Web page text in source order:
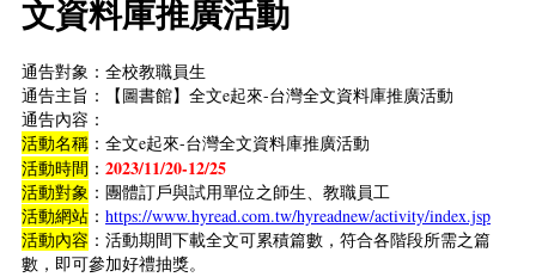
文資料庫推廣活動
通告對象：全校教職員生
通告主旨：【圖書館】全文e起來-台灣全文資料庫推廣活動
通告內容：
活動名稱 ：全文e起來-台灣全文資料庫推廣活動
活動時間 ： 2023/11/20-12/25
活動對象 ：團體訂戶與試用單位之師生、教職員工
活動網站 ： https://www.hyread.com.tw/hyreadnew/activity/index.jsp
活動內容 ：活動期間下載全文可累積篇數，符合各階段所需之篇
數，即可參加好禮抽獎。